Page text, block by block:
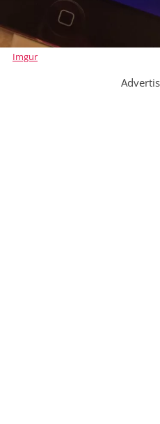
Imgur